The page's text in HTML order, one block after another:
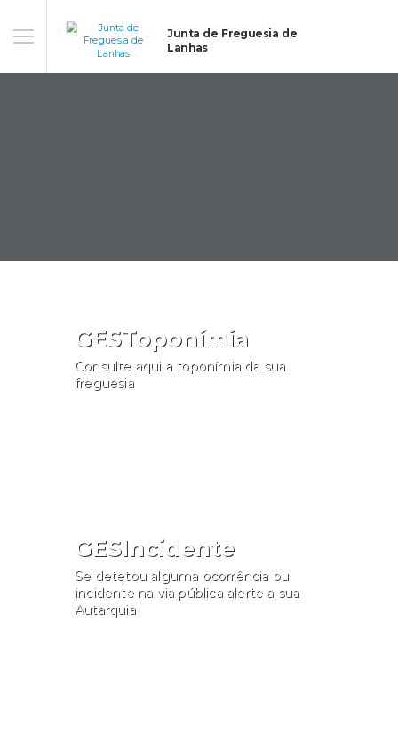
Junta de Freguesia de
Lanhas
GESToponímia
Consulte aqui a toponímia da sua
freguesia
GESIncidente
Se detetou alguma ocorrência ou
incidente na via pública alerte a sua
Autarquia